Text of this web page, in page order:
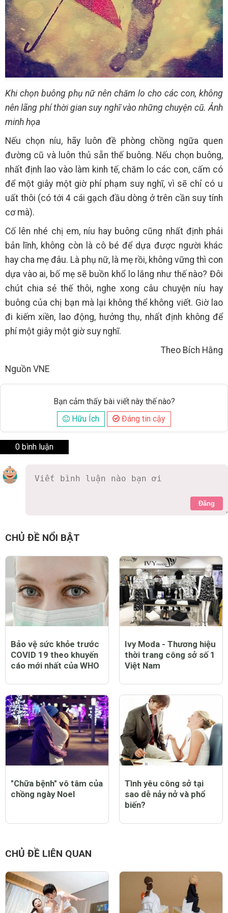
Khi chọn buông phụ nữ nên chăm lo cho các con, không
nên lãng phí thời gian suy nghĩ vào những chuyện cũ. Ảnh
minh họa
Nếu chọn níu, hãy luôn đề phòng chồng ngữa quen
đường cũ và luôn thủ sẵn thế buông. Nếu chọn buông,
nhất định lao vào làm kinh tế, chăm lo các con, cấm có
để một giây một giờ phí phạm suy nghĩ, vì sẽ chỉ có u
uất thôi (có tới 4 cái gạch đầu dòng ở trên cần suy tính
cơ mà).
Cố lên nhé chị em, níu hay buông cũng nhất định phải
bản lĩnh, không còn là cô bé để dựa được người khác
hay cha mẹ đâu. Là phụ nữ, là mẹ rồi, không vững thì con
dựa vào ai, bố mẹ sẽ buồn khổ lo lắng như thế nào? Đôi
chút chia sẻ thế thôi, nghe xong câu chuyện níu hay
buông của chị bạn mà lại không thể không viết. Giờ lao
đi kiếm xiền, lao động, hưởng thụ, nhất định không để
phí một giây một giờ suy nghĩ.
Theo Bích Hằng
Nguồn VNE
Bạn cảm thấy bài viết này thế nào?
Hữu Ích
Đáng tin cậy
0 bình luận
Đăng
CHỦ ĐỀ NỔI BẬT
Bảo vệ sức khỏe trước
COVID 19 theo khuyến
cáo mới nhất của WHO
Ivy Moda - Thương hiệu
thời trang công sở số 1
Việt Nam
"Chữa bệnh" vô tâm của
chồng ngày Noel
Tình yêu công sở tại
sao dễ nảy nở và phổ
biến?
CHỦ ĐỀ LIÊN QUAN